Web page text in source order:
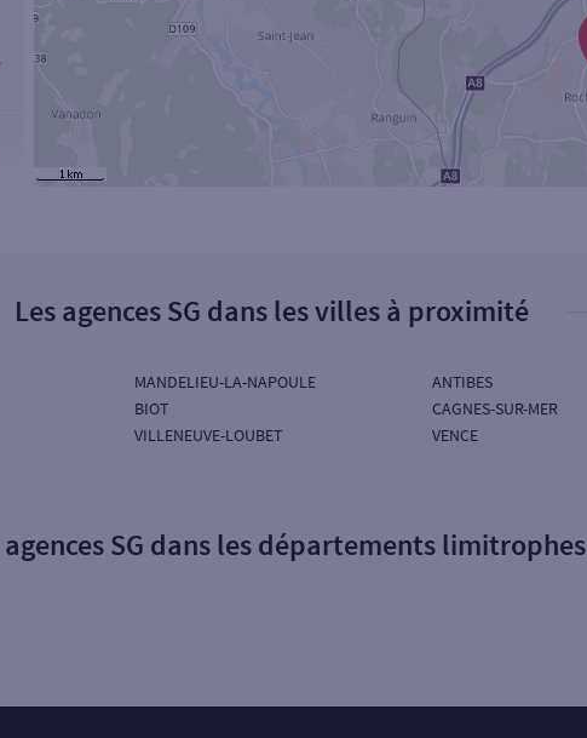
Les agences SG dans les villes à proximité
MANDELIEU-LA-NAPOULE
BIOT
VILLENEUVE-LOUBET
ANTIBES
CAGNES-SUR-MER
VENCE
agences SG dans les départements limitrophes